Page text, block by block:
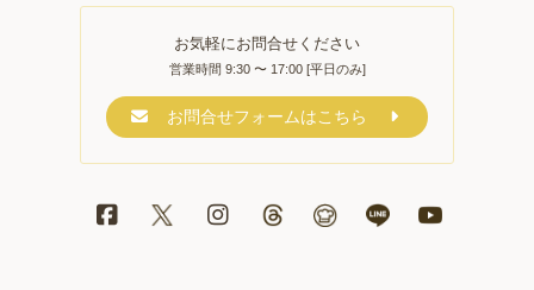
お気軽にお問合せください
営業時間 9:30 〜 17:00 [平日のみ]
お問合せフォームはこちら